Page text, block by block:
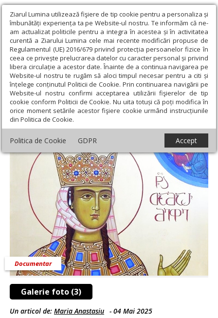
Ziarul Lumina utilizează fişiere de tip cookie pentru a personaliza și
îmbunătăți experiența ta pe Website-ul nostru. Te informăm că ne-
am actualizat politicile pentru a integra în acestea și în activitatea
curentă a Ziarului Lumina cele mai recente modificări propuse de
Regulamentul (UE) 2016/679 privind protecția persoanelor fizice în
ceea ce privește prelucrarea datelor cu caracter personal și privind
libera circulație a acestor date. Înainte de a continua navigarea pe
Website-ul nostru te rugăm să aloci timpul necesar pentru a citi și
înțelege conținutul Politicii de Cookie. Prin continuarea navigării pe
Website-ul nostru confirmi acceptarea utilizării fişierelor de tip
cookie conform Politicii de Cookie. Nu uita totuși că poți modifica în
orice moment setările acestor fişiere cookie urmând instrucțiunile
din Politica de Cookie.
Politica de Cookie GDPR Accept
Ziarul Lumina › Actualitate religioasă › Documentar › Sfânta
Tamara, regina miroforă a Georgiei
Sfânta Tamara, regina miroforă a Georgiei
Galerie foto (3)
Documentar
Un articol de: Maria Anastasiu - 04 Mai 2025